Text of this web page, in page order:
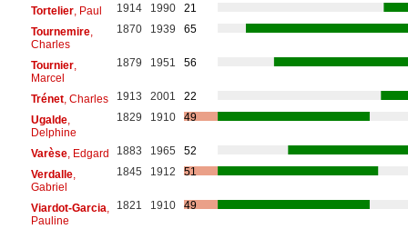
Tortelier, Paul 1914 1990
21
Tournemire,
Charles
1870 1939 65
Tournier,
Marcel
1879 1951 56
Trénet, Charles 1913 2001
22
Ugalde,
Delphine
1829 1910 49
Varèse, Edgard 1883 1965
52
Verdalle,
Gabriel
1845 1912 51
Viardot-Garcia
Pauline
1821 1910 49